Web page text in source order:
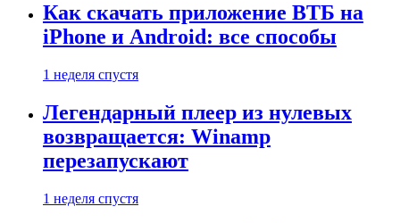
Как скачать приложение ВТБ на
iPhone и Android: все способы
1 неделя спустя
Легендарный плеер из нулевых
возвращается: Winamp
перезапускают
1 неделя спустя